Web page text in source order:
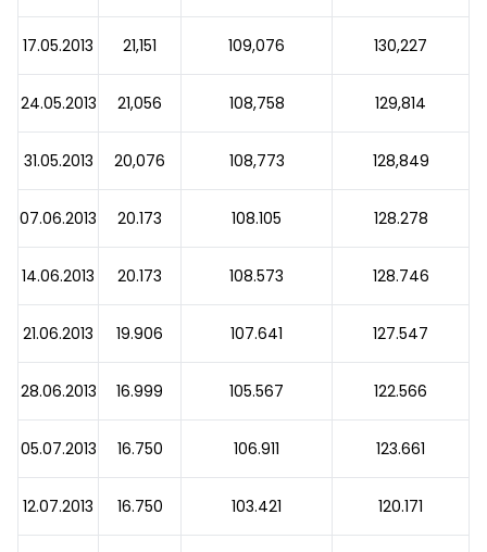
17.05.2013 21,151 109,076 130,227
24.05.2013 21,056 108,758 129,814
31.05.2013 20,076 108,773 128,849
07.06.2013 20.173 108.105 128.278
14.06.2013 20.173 108.573 128.746
21.06.2013 19.906 107.641 127.547
28.06.2013 16.999 105.567 122.566
05.07.2013 16.750 106.911 123.661
12.07.2013 16.750 103.421 120.171